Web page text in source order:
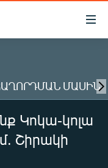
ՄԱՍԻՆ
Կոկա-կոլա
Շիրակի